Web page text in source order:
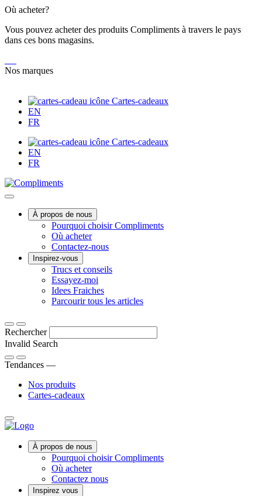
Skip
Content
Où acheter?
Vous pouvez acheter des produits Compliments à travers le pays
dans ces bons magasins.
Nos marques
Cartes-cadeaux
EN
FR
Cartes-cadeaux
EN
FR
MainÀ propos de nous
Pourquoi choisir Compliments
Où acheter
Contactez-nous
Inspirez-vous
Trucs et conseilsDes
et
Essayez-moi
ce
qui
Idees FraichesIdées
fraîches
Parcourir tous les articlesDes
Rechercher
Invalid Search
Submit
Tendances —
Nos produits
Cartes-cadeaux
Main
MenuÀ propos de nous
Pourquoi choisir Compliments
Où acheter
Contactez nous
Inspirez vous